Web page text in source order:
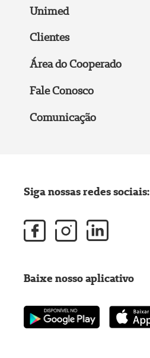
Unimed
Clientes
Área do Cooperado
Fale Conosco
Comunicação
Siga nossas redes sociais:
Baixe nosso aplicativo